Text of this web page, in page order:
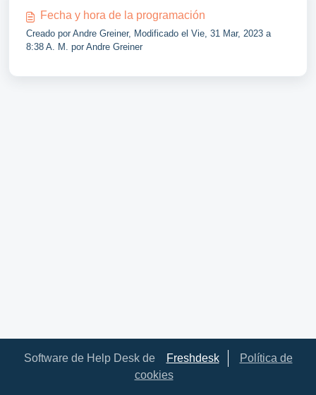
Fecha y hora de la programación
Creado por Andre Greiner, Modificado el Vie, 31 Mar, 2023 a
8:38 A. M. por Andre Greiner
Software de Help Desk de Freshdesk
Política de
cookies